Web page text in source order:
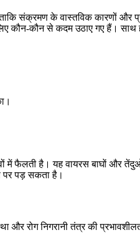
संक्रमण के वास्तविक कारणों
कौन-कौन से कदम उठाए गए हैं। साथ
में फैलती है। यह वायरस बाघों और
पर पड़ सकता है।
और रोग निगरानी तंत्र की